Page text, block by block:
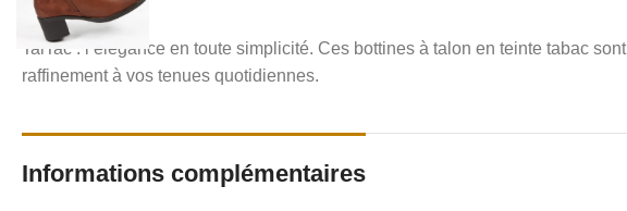
TalTac : l’élégance en toute simplicité. Ces bottines à talon en teinte tabac
raffinement à vos tenues quotidiennes.
Informations complémentaires